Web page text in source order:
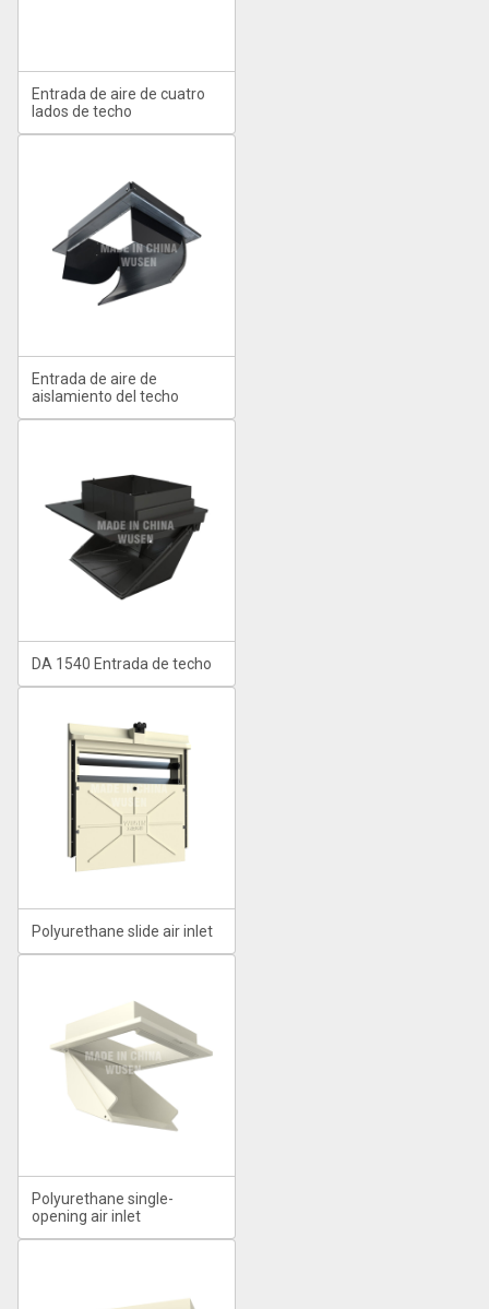
Entrada de aire de cuatro
lados de techo
Entrada de aire de
aislamiento del techo
DA 1540 Entrada de techo
Polyurethane slide air inlet
Polyurethane single-
opening air inlet